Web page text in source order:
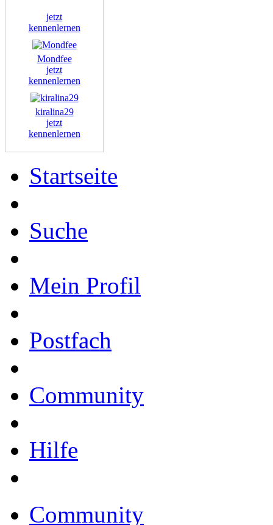
jetzt
kennenlernen
Mondfee
jetzt
kennenlernen
kiralina29
jetzt
kennenlernen
Startseite
Suche
Mein Profil
Postfach
Community
Hilfe
Community